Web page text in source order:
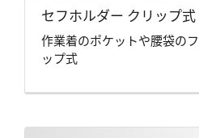
セフホルダー クリップ式
作業着のポケットや腰袋の
ップ式